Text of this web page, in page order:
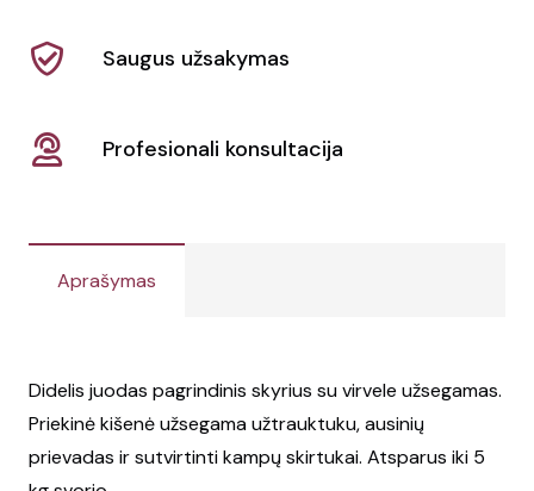
5L
"Oriole"
Saugus užsakymas
Profesionali konsultacija
Aprašymas
Didelis juodas pagrindinis skyrius su virvele užsegamas.
Priekinė kišenė užsegama užtrauktuku, ausinių
prievadas ir sutvirtinti kampų skirtukai. Atsparus iki 5